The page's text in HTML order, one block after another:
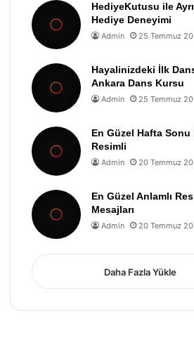
HediyeKutusu ile
Hediye Deneyimi
Admin 25 Temmuz
Hayalinizdeki İlk
Ankara Dans Kursu
Admin 25 Temmuz
En Güzel Hafta Sonu
Resimli
Admin 20 Temmuz
En Güzel Anlamlı
Mesajları
Admin 20 Temmuz
Daha Fazla Yükle